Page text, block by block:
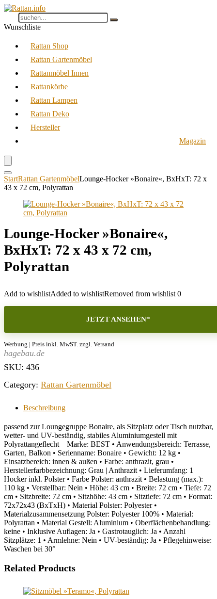
Wunschliste
Rattan Shop
Rattan Gartenmöbel
Rattanmöbel Innen
Rattankörbe
Rattan Lampen
Rattan Deko
Hersteller
Magazin
StartRattan GartenmöbelLounge-Hocker »Bonaire«, BxHxT: 72 x
43 x 72 cm, Polyrattan
Lounge-Hocker »Bonaire«,
BxHxT: 72 x 43 x 72 cm,
Polyrattan
Add to wishlistAdded to wishlistRemoved from wishlist 0
JETZT ANSEHEN*
Werbung | Preis inkl. MwST. zzgl. Versand
hagebau.de
SKU: 436
Category: Rattan Gartenmöbel
Beschreibung
passend zur Loungegruppe Bonaire, als Sitzplatz oder Tisch nutzbar,
wetter- und UV-beständig, stabiles Aluminiumgestell mit
Polyrattangeflecht – Marke: BEST • Anwendungsbereich: Terrasse,
Garten, Balkon • Serienname: Bonaire • Gewicht: 12 kg •
Einsatzbereich: innen & außen • Farbe: anthrazit, grau •
Herstellerfarbbezeichnung: Grau | Anthrazit • Lieferumfang: 1
Hocker inkl. Polster • Farbe Polster: anthrazit • Belastung (max.):
110 kg • Verstellbar: Nein • Höhe: 43 cm • Breite: 72 cm • Tiefe: 72
cm • Sitzbreite: 72 cm • Sitzhöhe: 43 cm • Sitztiefe: 72 cm • Format:
72x72x43 (BxTxH) • Material Polster: Polyester •
Materialzusammensetzung Polster: Polyester 100% • Material:
Polyrattan • Material Gestell: Aluminium • Oberflächenbehandlung:
keine • Inklusive Auflagen: Ja • Gastrotauglich: Ja • Anzahl
Sitzplätze: 1 • Armlehne: Nein • UV-beständig: Ja • Pflegehinweise:
Waschen bei 30°
Related Products